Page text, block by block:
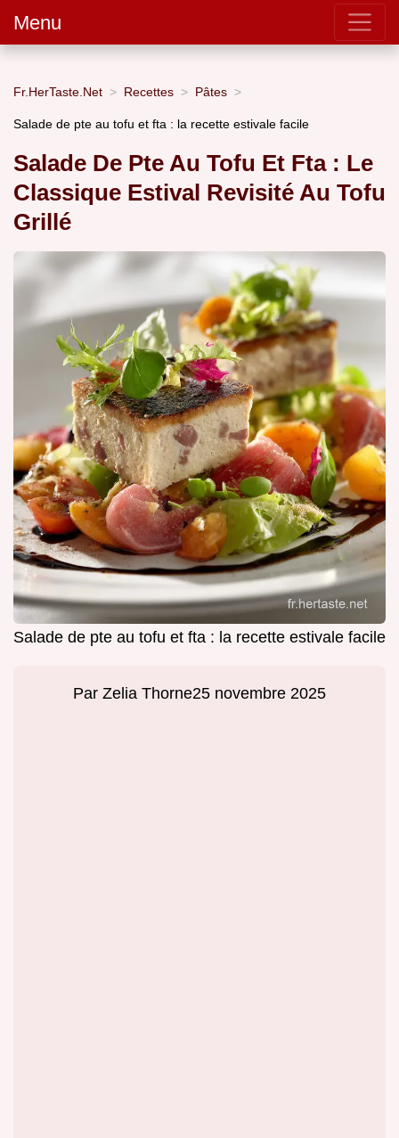
Menu
Fr.HerTaste.Net Recettes Pâtes
Salade de pte au tofu et fta : la recette estivale facile
Salade De Pte Au Tofu Et Fta : Le
Classique Estival Revisité Au Tofu
Grillé
Salade de pte au tofu et fta : la recette estivale facile
Par Zelia Thorne25 novembre 2025